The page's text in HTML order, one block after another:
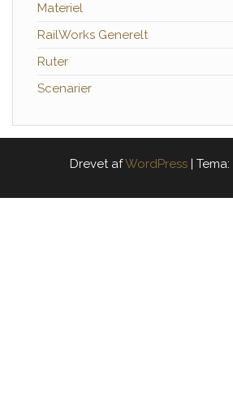
Materiel
RailWorks Generelt
Ruter
Scenarier
Drevet afWordPress | Tema: